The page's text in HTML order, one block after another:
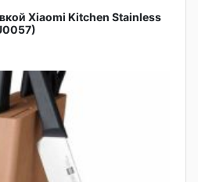
Xiaomi Kitchen Stainless